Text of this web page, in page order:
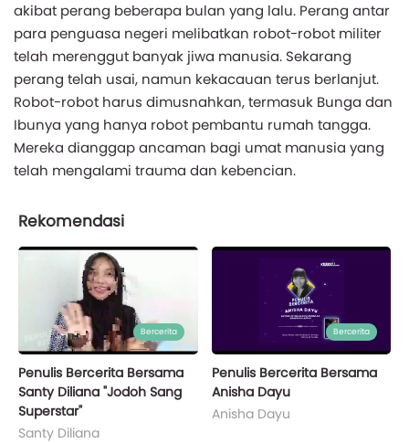
akibat perang beberapa bulan yang lalu. Perang antar
para penguasa negeri melibatkan robot-robot militer
telah merenggut banyak jiwa manusia. Sekarang
perang telah usai, namun kekacauan terus berlanjut.
Robot-robot harus dimusnahkan, termasuk Bunga dan
Ibunya yang hanya robot pembantu rumah tangga.
Mereka dianggap ancaman bagi umat manusia yang
telah mengalami trauma dan kebencian.
Rekomendasi
Bercerita
Penulis Bercerita Bersama
Santy Diliana "Jodoh Sang
Superstar"
Santy Diliana
Bercerita
Penulis Bercerita Bersama
Anisha Dayu
Anisha Dayu